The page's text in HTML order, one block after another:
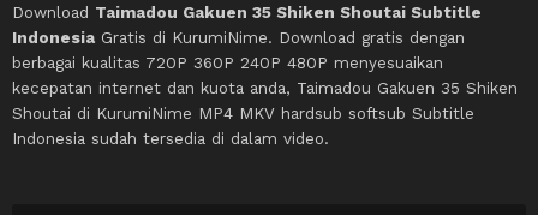
Download Taimadou Gakuen 35 Shiken Shoutai Subtitle
Indonesia Gratis di KurumiNime. Download gratis dengan
berbagai kualitas 720P 360P 240P 480P menyesuaikan
kecepatan internet dan kuota anda, Taimadou Gakuen 35 Shiken
Shoutai di KurumiNime MP4 MKV hardsub softsub Subtitle
Indonesia sudah tersedia di dalam video.